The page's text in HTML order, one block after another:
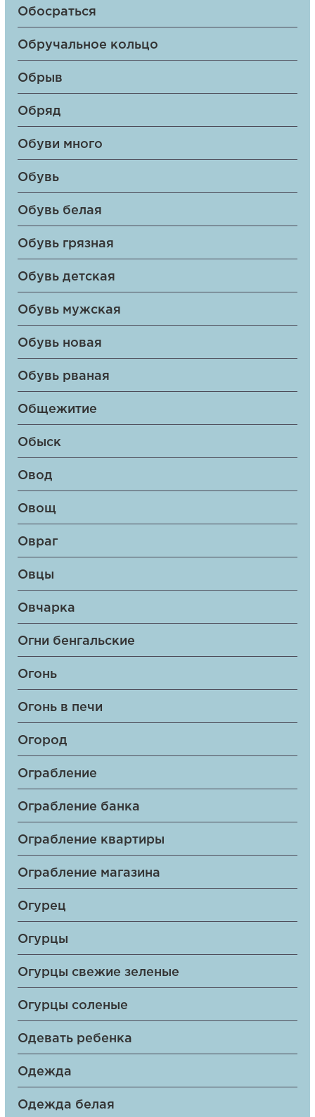
Обосраться
Обручальное кольцо
Обрыв
Обряд
Обуви много
Обувь
Обувь белая
Обувь грязная
Обувь детская
Обувь мужская
Обувь новая
Обувь рваная
Общежитие
Обыск
Овод
Овощ
Овраг
Овцы
Овчарка
Огни бенгальские
Огонь
Огонь в печи
Огород
Ограбление
Ограбление банка
Ограбление квартиры
Ограбление магазина
Огурец
Огурцы
Огурцы свежие зеленые
Огурцы соленые
Одевать ребенка
Одежда
Одежда белая